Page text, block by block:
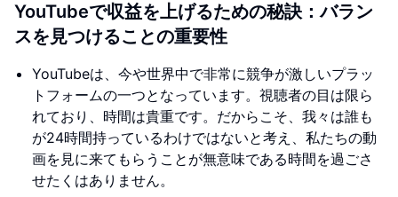
YouTubeで収益を上げるための秘訣：バラン
スを見つけることの重要性
YouTubeは、今や世界中で非常に競争が激しいプラッ
トフォームの一つとなっています。視聴者の目は限ら
れており、時間は貴重です。だからこそ、我々は誰も
が24時間持っているわけではないと考え、私たちの動
画を見に来てもらうことが無意味である時間を過ごさ
せたくはありません。